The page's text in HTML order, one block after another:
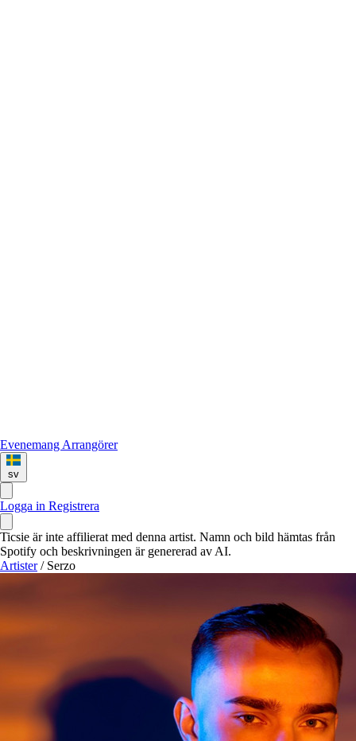
Evenemang Arrangörer
sv
Logga in Registrera
Ticsie är inte affilierat med denna artist. Namn och bild hämtas från
Spotify och beskrivningen är genererad av AI.
Artister / Serzo